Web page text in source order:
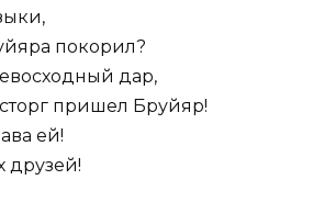
покорил?
дар,
пришел Бруйяр!
ей!
друзей!